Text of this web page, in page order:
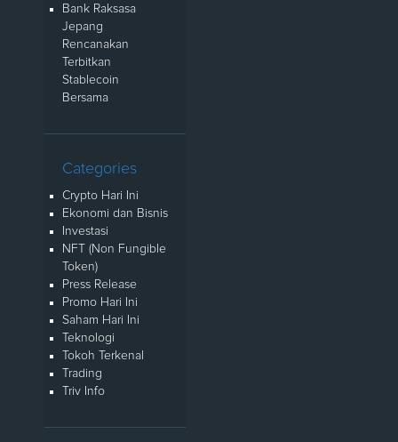
Bank Raksasa
Jepang
Rencanakan
Terbitkan
Stablecoin
Bersama
Categories
Crypto Hari Ini
Ekonomi dan Bisnis
Investasi
NFT (Non Fungible
Token)
Press Release
Promo Hari Ini
Saham Hari Ini
Teknologi
Tokoh Terkenal
Trading
Triv Info